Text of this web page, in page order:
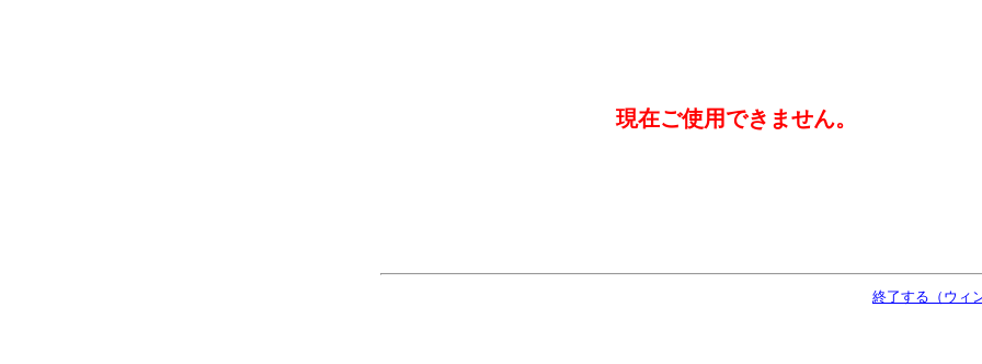
現在ご使用できません。
終了する（ウィ